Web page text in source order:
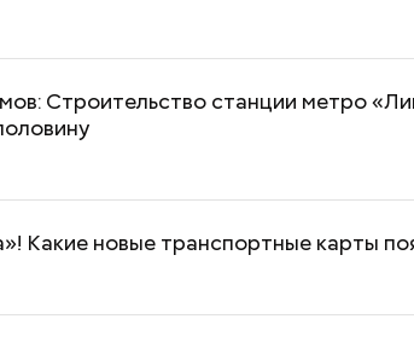
Строительство станции метро
Какие новые транспортные карты